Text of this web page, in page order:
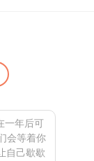
一年后可
会等着你
自己歇歇